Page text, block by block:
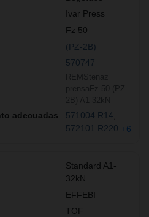
Ivar Press
Fz 50
(PZ-2B)
570747
571004 R14
572101 R220 +6
Standard A1-
32kN
EFFEBI
TOF